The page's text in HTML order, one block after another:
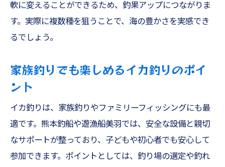
軟に変えることができるため、釣果アップにつながりま
す。実際に複数種を狙うことで、海の豊かさを実感でき
るでしょう。
家族釣りでも楽しめるイカ釣りのポイ
ント
イカ釣りは、家族釣りやファミリーフィッシングにも最
適です。熊本釣船や遊漁船美羽では、安全な設備と親切
なサポートが整っており、子どもや初心者でも安心して
参加できます。ポイントとしては、釣り場の選定や釣れ